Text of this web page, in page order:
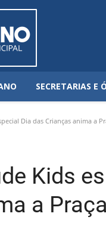
SECRETARIAS E
Dia das Crianças anima a
Kids
a